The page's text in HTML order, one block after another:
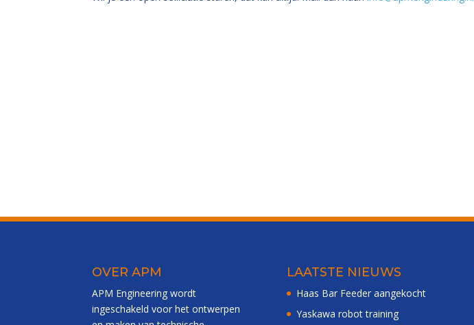
OVER APM
APM Engineering wordt
ingeschakeld voor het ontwerpen
LAATSTE NIEUWS
Haas Bar Feeder aangekocht
Yaskawa robot training